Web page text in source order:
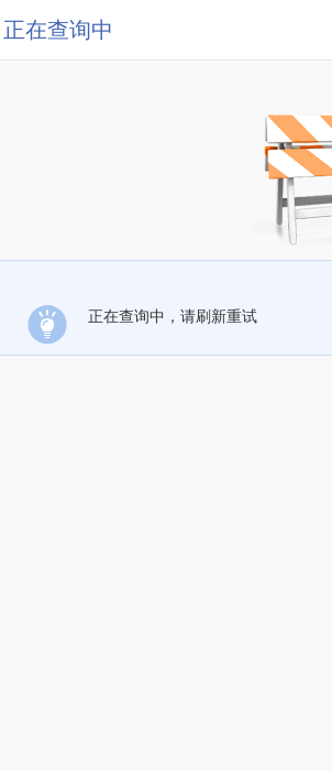
正在查询中
正在查询中，请刷新重试